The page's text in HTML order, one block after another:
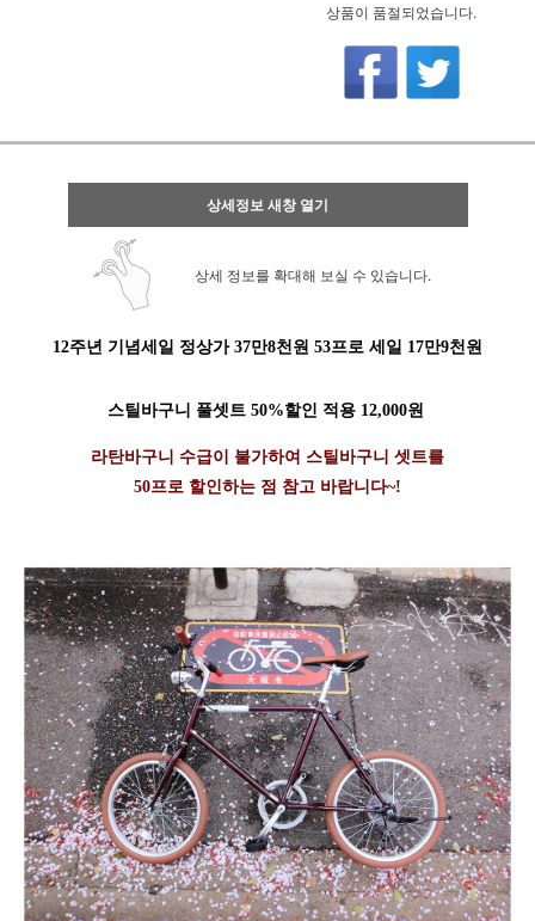
상품이 품절되었습니다.
상세정보 새창 열기
상세 정보를 확대해 보실 수 있습니다.
12주년 기념세일 정상가 37만8천원 53프로 세일 17만9천원
스틸바구니 풀셋트 50%할인 적용 12,000원
라탄바구니 수급이 불가하여 스틸바구니 셋트를
50프로 할인하는 점 참고 바랍니다~!